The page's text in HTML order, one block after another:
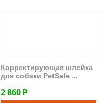
Корректирующая шлейка
для собаки PetSafe ...
2 860Р